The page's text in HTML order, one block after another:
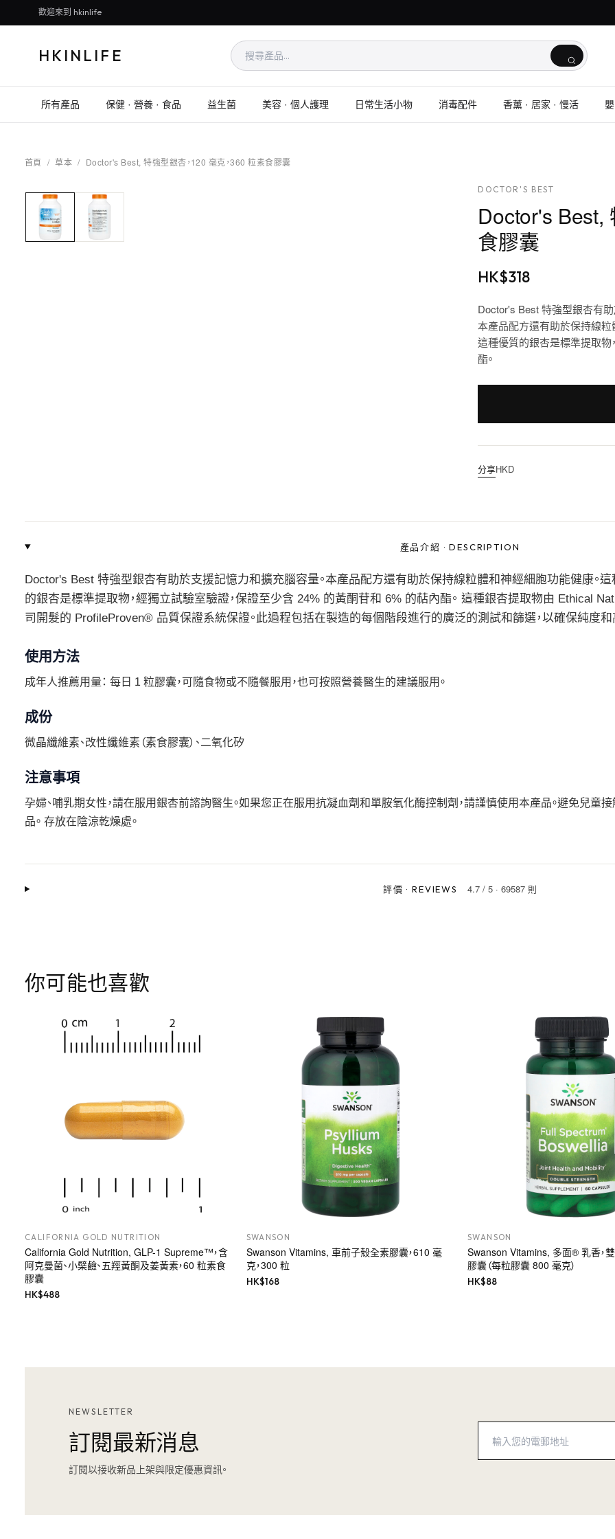
歡迎來到 hkinlife
HKINLIFE
所有產品 保健 · 營養 · 食品 益生菌 美容 · 個人護理 日常生活小物 消毒配件 香薰 · 居家 · 慢活
首頁 / 草本 / Doctor's Best, 特強型銀杏，120 毫克，360 粒素食膠囊
DOCTOR'S BEST
Doctor's Best,
食膠囊
HK$318
Doctor's Best 特強型銀杏有
本產品配方還有助於保持線粒
這種優質的銀杏是標準提取物
酯。
分享HKD
產品介紹 ·DESCRIPTION
Doctor's Best 特強型銀杏有助於支援記憶力和擴充腦容量。本產品配方還有助於保持線粒體和神經細胞功能健康。這
的銀杏是標準提取物，經獨立試驗室驗證，保證至少含 24% 的黃酮苷和 6% 的萜內酯。 這種銀杏提取物由 Ethical
司開髮的 ProfileProven® 品質保證系統保證。此過程包括在製造的每個階段進行的廣泛的測試和篩選，以確保純度和
使用方法
成年人推薦用量： 每日 1 粒膠囊，可隨食物或不隨餐服用，也可按照營養醫生的建議服用。
成份
微晶纖維素、改性纖維素（素食膠囊）、二氧化矽
注意事項
孕婦、哺乳期女性，請在服用銀杏前諮詢醫生。如果您正在服用抗凝血劑和單胺氧化酶控制劑，請謹慎使用本產品。避免兒童
品。 存放在陰涼乾燥處。
評價 ·REVIEWS 4.7/ 5· 69587 則
你可能也喜歡
CALIFORNIA GOLD NUTRITION
California Gold Nutrition, GLP-1 Supreme™，含
阿克曼菌、小檗鹼、五羥黃酮及姜黃素，60 粒素食
膠囊
HK$488
SWANSON
Swanson Vitamins, 車前子殼全素膠囊，610 毫
克，300 粒
HK$168
SWANSON
Swanson Vitamins, 多面® 乳香，
膠囊（每粒膠囊 800 毫克）
HK$88
NEWSLETTER
訂閱最新消息
訂閱以接收新品上架與限定優惠資訊。